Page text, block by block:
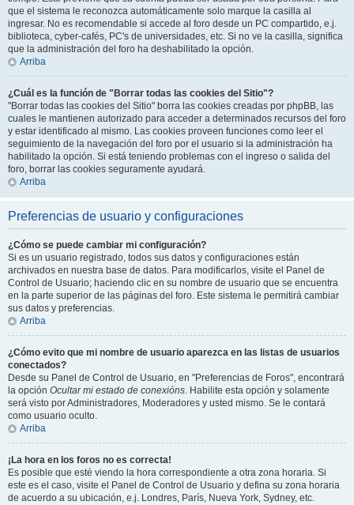
que el sistema le reconozca automáticamente solo marque la casilla al
ingresar. No es recomendable si accede al foro desde un PC compartido, e.j.
biblioteca, cyber-cafés, PC's de universidades, etc. Si no ve la casilla, significa
que la administración del foro ha deshabilitado la opción.
Arriba
¿Cuál es la función de "Borrar todas las cookies del Sitio"?
"Borrar todas las cookies del Sitio" borra las cookies creadas por phpBB, las
cuales le mantienen autorizado para acceder a determinados recursos del foro
y estar identificado al mismo. Las cookies proveen funciones como leer el
seguimiento de la navegación del foro por el usuario si la administración ha
habilitado la opción. Si está teniendo problemas con el ingreso o salida del
foro, borrar las cookies seguramente ayudará.
Arriba
Preferencias de usuario y configuraciones
¿Cómo se puede cambiar mi configuración?
Si es un usuario registrado, todos sus datos y configuraciones están
archivados en nuestra base de datos. Para modificarlos, visite el Panel de
Control de Usuario; haciendo clic en su nombre de usuario que se encuentra
en la parte superior de las páginas del foro. Este sistema le permitirá cambiar
sus datos y preferencias.
Arriba
¿Cómo evito que mi nombre de usuario aparezca en las listas de usuarios
conectados?
Desde su Panel de Control de Usuario, en "Preferencias de Foros", encontrará
la opción Ocultar mi estado de conexións. Habilite esta opción y solamente
será visto por Administradores, Moderadores y usted mismo. Se le contará
como usuario oculto.
Arriba
¡La hora en los foros no es correcta!
Es posible que esté viendo la hora correspondiente a otra zona horaria. Si
este es el caso, visite el Panel de Control de Usuario y defina su zona horaria
de acuerdo a su ubicación, e.j. Londres, París, Nueva York, Sydney, etc.